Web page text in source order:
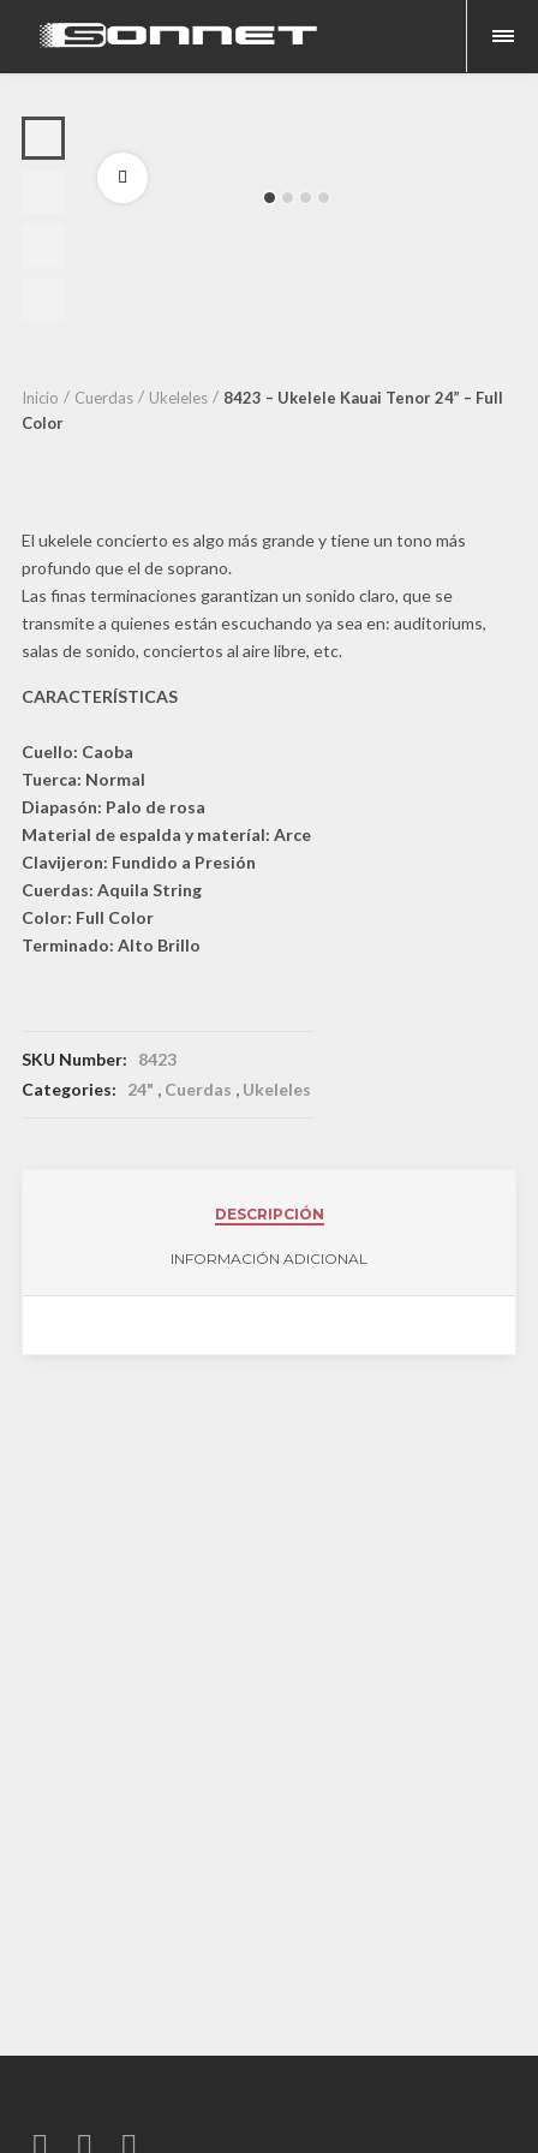
Inicio Cuerdas Ukeleles
8423 – Ukelele Kauai Tenor 24” – Full
Color
El ukelele concierto es algo más grande y tiene un tono más
profundo que el de soprano.
Las finas terminaciones garantizan un sonido claro, que se
transmite a quienes están escuchando ya sea en: auditoriums,
salas de sonido, conciertos al aire libre, etc.
CARACTERÍSTICAS
Cuello: Caoba
Tuerca: Normal
Diapasón: Palo de rosa
Material de espalda y materíal: Arce
Clavijeron: Fundido a Presión
Cuerdas: Aquila String
Color: Full Color
Terminado: Alto Brillo
SKU Number:
8423
Categories:
24" , Cuerdas , Ukeleles
DESCRIPCIÓN
INFORMACIÓN ADICIONAL